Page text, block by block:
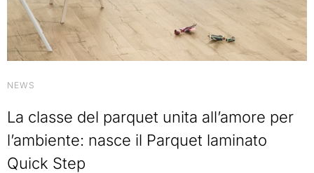
NEWS
La classe del parquet unita all’amore per
l’ambiente: nasce il Parquet laminato
Quick Step